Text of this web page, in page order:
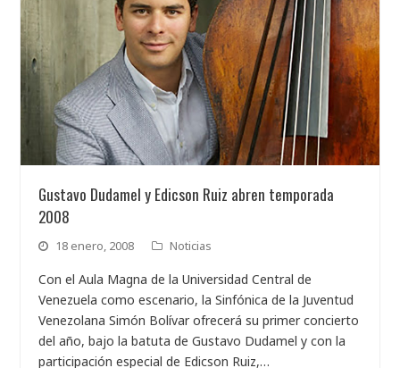
Gustavo Dudamel y Edicson Ruiz abren temporada
2008
18 enero, 2008 Noticias
Con el Aula Magna de la Universidad Central de
Venezuela como escenario, la Sinfónica de la Juventud
Venezolana Simón Bolívar ofrecerá su primer concierto
del año, bajo la batuta de Gustavo Dudamel y con la
participación especial de Edicson Ruiz,…